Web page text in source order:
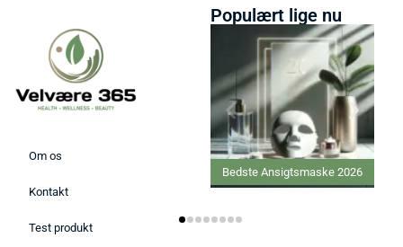
Om os
Kontakt
Test produkt
Populært lige nu
Bedste Ansigtsmaske 2026